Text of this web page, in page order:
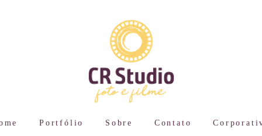
Portfólio Sobre Contato